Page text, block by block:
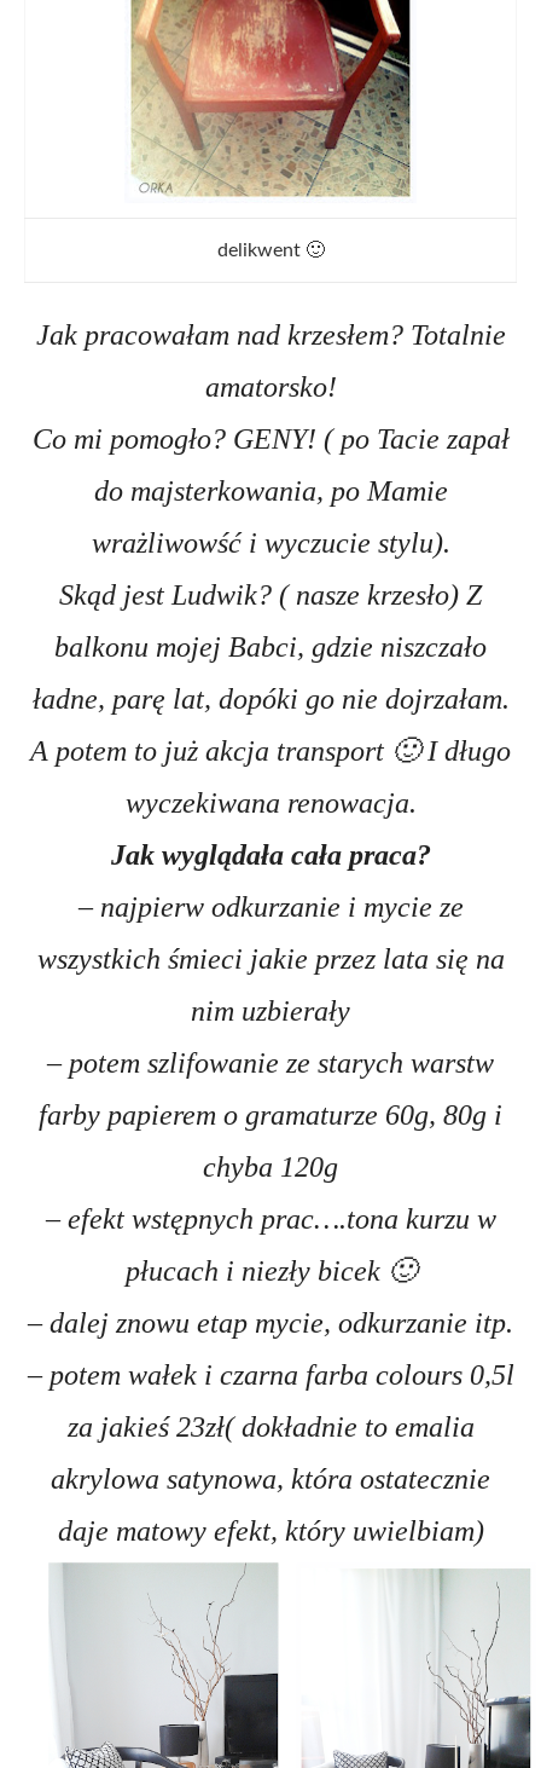
delikwent 🙂
Jak pracowałam nad krzesłem? Totalnie
amatorsko!
Co mi pomogło? GENY! ( po Tacie zapał
do majsterkowania, po Mamie
wrażliwowść i wyczucie stylu).
Skąd jest Ludwik? ( nasze krzesło) Z
balkonu mojej Babci, gdzie niszczało
ładne, parę lat, dopóki go nie dojrzałam.
A potem to już akcja transport 🙂 I długo
wyczekiwana renowacja.
Jak wyglądała cała praca?
– najpierw odkurzanie i mycie ze
wszystkich śmieci jakie przez lata się na
nim uzbierały
– potem szlifowanie ze starych warstw
farby papierem o gramaturze 60g, 80g i
chyba 120g
– efekt wstępnych prac….tona kurzu w
płucach i niezły bicek 🙂
– dalej znowu etap mycie, odkurzanie itp.
– potem wałek i czarna farba colours 0,5l
za jakieś 23zł( dokładnie to emalia
akrylowa satynowa, która ostatecznie
daje matowy efekt, który uwielbiam)